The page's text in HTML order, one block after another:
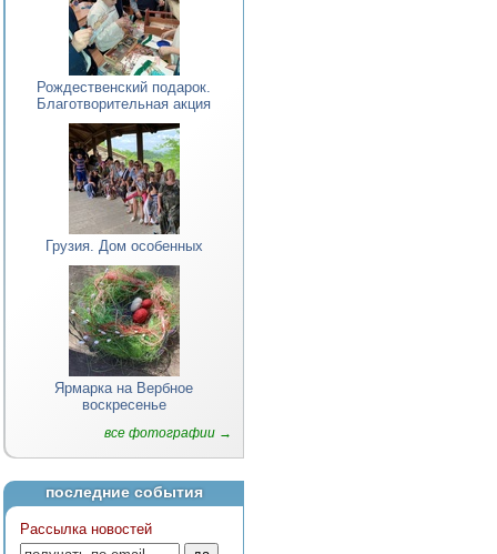
Рождественский подарок.
Благотворительная акция
Грузия. Дом особенных
Ярмарка на Вербное
воскресенье
все фотографии →
последние события
Рассылка новостей